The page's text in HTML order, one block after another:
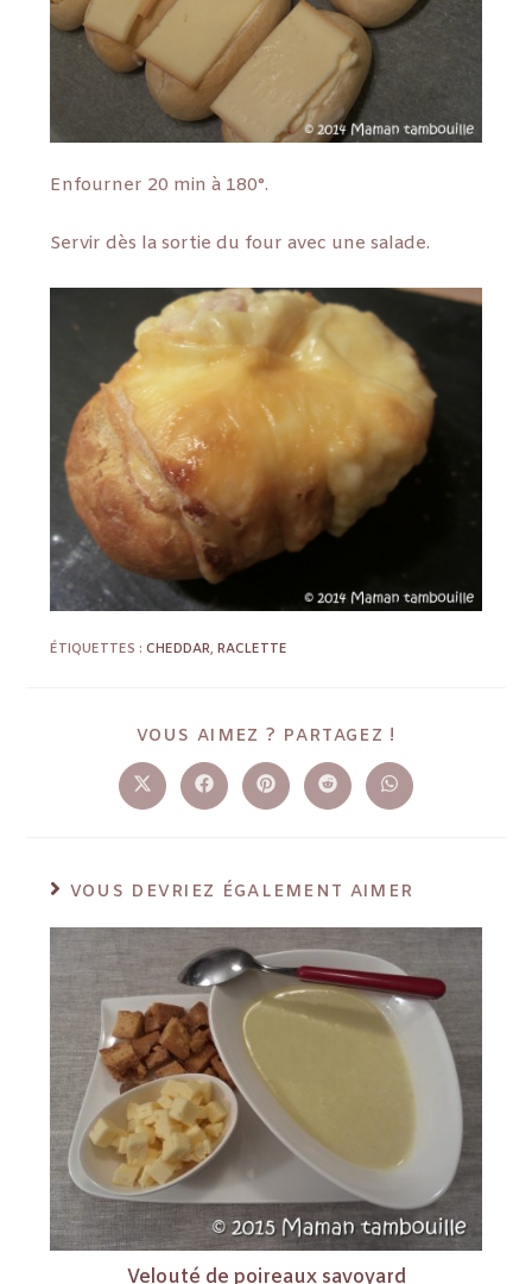
Enfourner 20 min à 180°.
Servir dès la sortie du four avec une salade.
ÉTIQUETTES :CHEDDAR, RACLETTE
VOUS AIMEZ ? PARTAGEZ !
VOUS DEVRIEZ ÉGALEMENT AIMER
Velouté de poireaux savoyard